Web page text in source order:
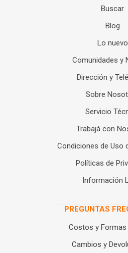
Buscar
Blog
Lo nuevo
Comunidades y
Dirección y
Sobre
Servicio
Trabajá con
Condiciones de Uso
Políticas de
Información
PREGUNTAS
Costos y Formas
Cambios y